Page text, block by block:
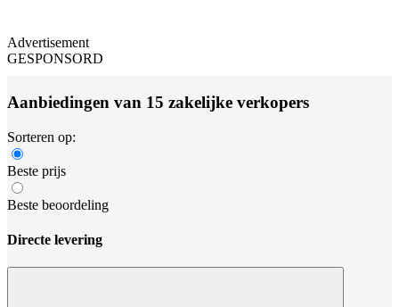
Advertisement
GESPONSORD
Aanbiedingen van 15 zakelijke verkopers
Sorteren op:
Beste prijs
Beste beoordeling
Directe levering